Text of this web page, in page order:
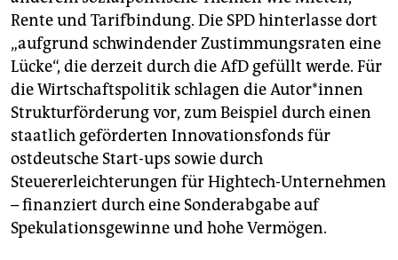
Rente und Tarifbindung. Die SPD hinterlasse dort
„aufgrund schwindender Zustimmungsraten eine
Lücke“, die derzeit durch die AfD gefüllt werde. Für
die Wirtschaftspolitik schlagen die Au­to­r*in­nen
Strukturförderung vor, zum Beispiel durch einen
staatlich geförderten Innovationsfonds für
ostdeutsche Start-ups sowie durch
Steuererleichterungen für Hightech-Unternehmen
– finanziert durch eine Sonderabgabe auf
Spekulationsgewinne und hohe Vermögen.